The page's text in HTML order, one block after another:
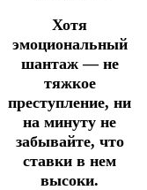
Хотя
эмоциональный
шантаж — не
тяжкое
преступление, ни
на минуту не
забывайте, что
ставки в нем
высоки.